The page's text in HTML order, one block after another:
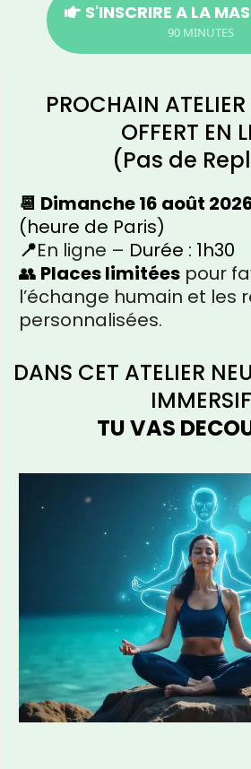
S'INSCRIRE A LA
90 MINUTES
PROCHAIN
OFFERT EN
(Pas de
📆 Dimanche 16 août
(heure de Paris)
📍En ligne – Durée : 1h30
👥 Places limitées pour
l’échange humain et les
personnalisées.
DANS CET ATELIER
IMMERSIF
TU VAS